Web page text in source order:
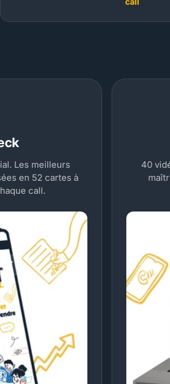
40 vidéos et mises en
maîtriser les étapes clés du